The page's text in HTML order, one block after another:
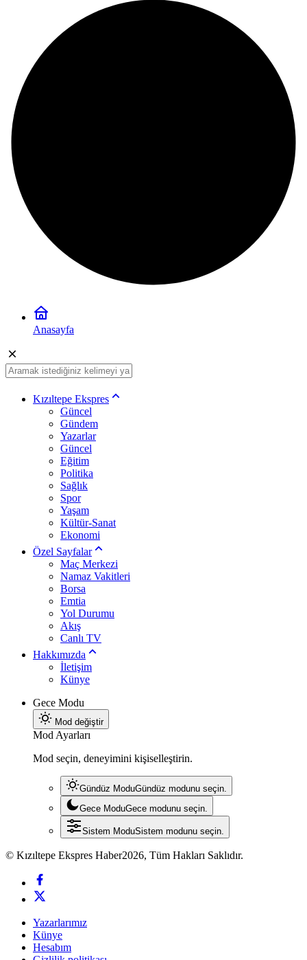
Anasayfa
Kızıltepe Ekspres
Güncel
Gündem
Yazarlar
Güncel
Eğitim
Politika
Sağlık
Spor
Yaşam
Kültür-Sanat
Ekonomi
Özel Sayfalar
Maç Merkezi
Namaz Vakitleri
Borsa
Emtia
Yol Durumu
Akış
Canlı TV
Hakkımızda
İletişim
Künye
Gece Modu
Mod değiştir
Mod Ayarları
Mod seçin, deneyimini kişiselleştirin.
Gündüz ModuGündüz modunu seçin.
Gece ModuGece modunu seçin.
Sistem ModuSistem modunu seçin.
© Kızıltepe Ekspres Haber2026, Tüm Hakları Saklıdır.
Yazarlarımız
Künye
Hesabım